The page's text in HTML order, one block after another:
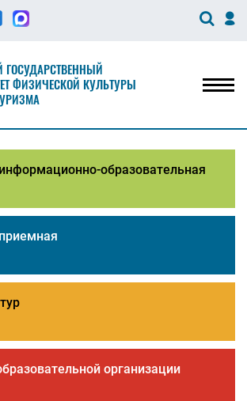
ГОСУДАРСТВЕННЫЙ
ФИЗИЧЕСКОЙ КУЛЬТУРЫ
образовательная
организации